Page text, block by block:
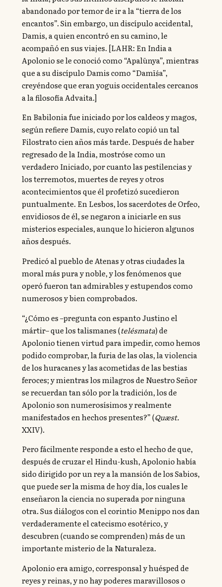
abandonado por temor de ir a la “tierra de los
encantos”. Sin embargo, un discípulo accidental,
Damis, a quien encontró en su camino, le
acompañó en sus viajes. [LAHR: En India a
Apolonio se le conoció como “Apalūnya”, mientras
que a su discípulo Damis como “Damīśa”,
creyéndose que eran yoguis occidentales cercanos
a la filosofía Advaita.]
En Babilonia fue iniciado por los caldeos y magos,
según refiere Damis, cuyo relato copió un tal
Filostrato cien años más tarde. Después de haber
regresado de la India, mostróse como un
verdadero Iniciado, por cuanto las pestilencias y
los terremotos, muertes de reyes y otros
acontecimientos que él profetizó sucedieron
puntualmente. En Lesbos, los sacerdotes de Orfeo,
envidiosos de él, se negaron a iniciarle en sus
misterios especiales, aunque lo hicieron algunos
años después.
Predicó al pueblo de Atenas y otras ciudades la
moral más pura y noble, y los fenómenos que
operó fueron tan admirables y estupendos como
numerosos y bien comprobados.
“¿Cómo es –pregunta con espanto Justino el
mártir– que los talismanes (telésmata) de
Apolonio tienen virtud para impedir, como hemos
podido comprobar, la furia de las olas, la violencia
de los huracanes y las acometidas de las bestias
feroces; y mientras los milagros de Nuestro Señor
se recuerdan tan sólo por la tradición, los de
Apolonio son numerosísimos y realmente
manifestados en hechos presentes?” (Quæst.
XXIV).
Pero fácilmente responde a esto el hecho de que,
después de cruzar el Hindu-kush, Apolonio había
sido dirigido por un rey a la mansión de los Sabios,
que puede ser la misma de hoy día, los cuales le
enseñaron la ciencia no superada por ninguna
otra. Sus diálogos con el corintio Menippo nos dan
verdaderamente el catecismo esotérico, y
descubren (cuando se comprenden) más de un
importante misterio de la Naturaleza.
Apolonio era amigo, corresponsal y huésped de
reyes y reinas, y no hay poderes maravillosos o